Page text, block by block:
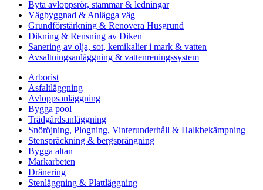
Byta avloppsrör, stammar & ledningar
Vägbyggnad & Anlägga väg
Grundförstärkning & Renovera Husgrund
Dikning & Rensning av Diken
Sanering av olja, sot, kemikalier i mark & vatten
Avsaltningsanläggning & vattenreningssystem
Arborist
Asfaltläggning
Avloppsanläggning
Bygga pool
Trädgårdsanläggning
Snöröjning, Plogning, Vinterunderhåll & Halkbekämpning
Stenspräckning & bergsprängning
Bygga altan
Markarbeten
Dränering
Stenläggning & Plattläggning